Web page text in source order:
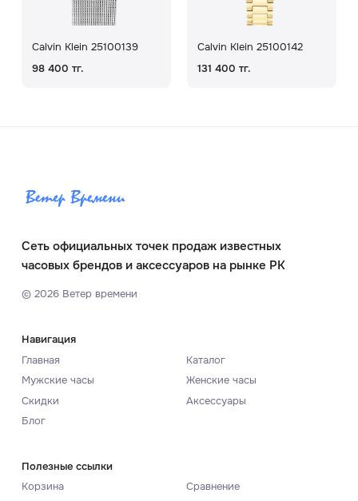
Calvin Klein 25100139
98 400 тг.
Calvin Klein 25100142
131 400 тг.
Сеть официальных точек продаж известных
часовых брендов и аксессуаров на рынке РК
© 2026Ветер времени
Навигация
Главная
Каталог
Мужские часы
Женские часы
Скидки
Аксессуары
Блог
Полезные ссылки
Корзина
Сравнение